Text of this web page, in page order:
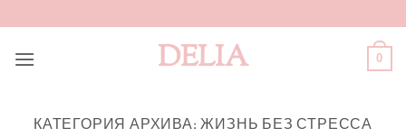
to
content
DELIA 0
КАТЕГОРИЯ АРХИВА:ЖИЗНЬ БЕЗ СТРЕССА